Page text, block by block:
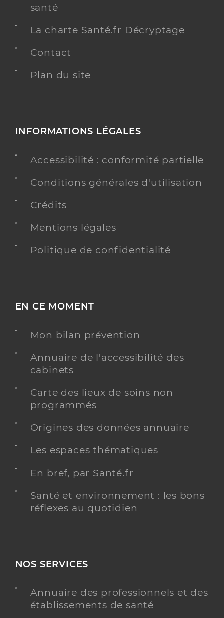
santé
La charte Santé.fr Décryptage
Contact
Plan du site
INFORMATIONS LÉGALES
Accessibilité : conformité partielle
Conditions générales d'utilisation
Crédits
Mentions légales
Politique de confidentialité
EN CE MOMENT
Mon bilan prévention
Annuaire de l'accessibilité des
cabinets
Carte des lieux de soins non
programmés
Origines des données annuaire
Les espaces thématiques
En bref, par Santé.fr
Santé et environnement : les bons
réflexes au quotidien
NOS SERVICES
Annuaire des professionnels et des
établissements de santé